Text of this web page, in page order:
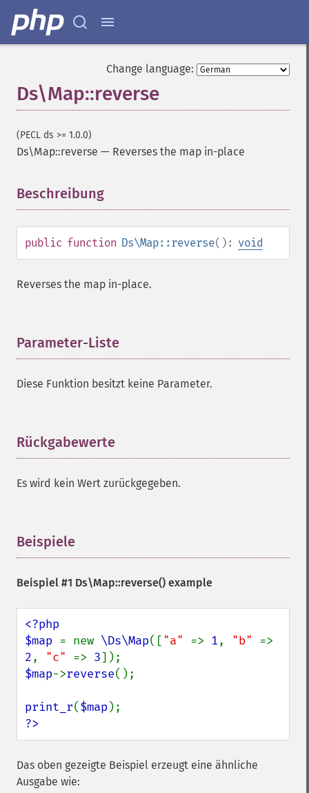
Change language:
Ds\Map::reverse
(PECL ds >= 1.0.0)
Ds\Map::reverse — Reverses the map in-place
Beschreibung
public function Ds\Map::reverse(): void
Reverses the map in-place.
Parameter-Liste
Diese Funktion besitzt keine Parameter.
Rückgabewerte
Es wird kein Wert zurückgegeben.
Beispiele
Beispiel #1 Ds\Map::reverse() example
<?php
$map = new \Ds\Map(["a" => 1, "b"
2, "c" => 3
$map->reverse();
print_r($map
?>
Das oben gezeigte Beispiel erzeugt eine ähnliche
Ausgabe wie: